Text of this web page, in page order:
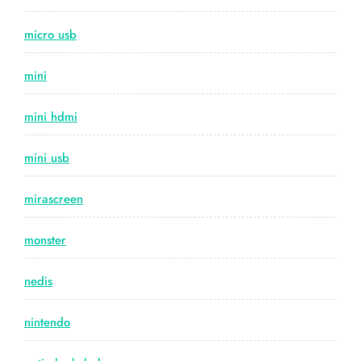
micro usb
mini
mini hdmi
mini usb
mirascreen
monster
nedis
nintendo